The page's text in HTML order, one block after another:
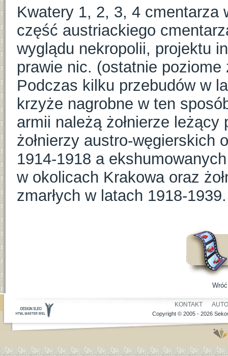
Kwatery 1, 2, 3, 4 cmentarza
część austriackiego
wyglądu nekropolii, projektu
prawie nic. (ostatnie
Podczas kilku przebudów w
krzyże nagrobne w ten
armii należą żołnierze
żołnierzy austro-węgierskich
1914-1918 a
w okolicach Krakowa oraz
zmarłych w latach 1918-1939.
KONTAKT
Copyright © 2005 - 2026